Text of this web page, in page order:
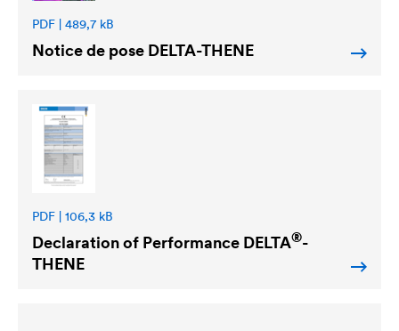
PDF | 489,7 kB
Notice de pose DELTA-THENE
PDF | 106,3 kB
Declaration of Performance DELTA®-
THENE